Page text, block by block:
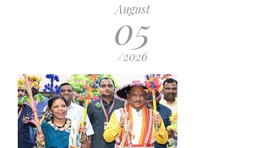
August
05
/2026